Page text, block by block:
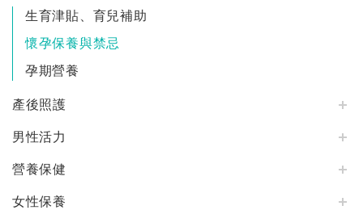
生育津貼、育兒補助
懷孕保養與禁忌
孕期營養
產後照護
男性活力
營養保健
女性保養